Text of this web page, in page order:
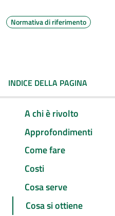
Normativa di riferimento
INDICE DELLA PAGINA
A chi è rivolto
Approfondimenti
Come fare
Costi
Cosa serve
Cosa si ottiene